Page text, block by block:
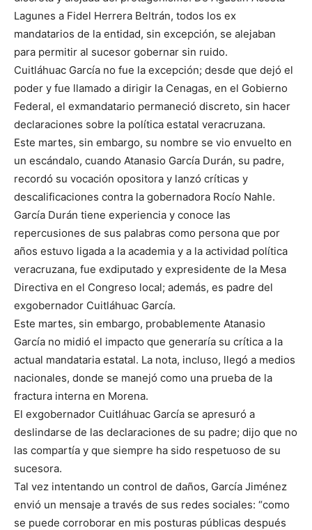
Lagunes a Fidel Herrera Beltrán, todos los ex
mandatarios de la entidad, sin excepción, se alejaban
para permitir al sucesor gobernar sin ruido.
Cuitláhuac García no fue la excepción; desde que dejó el
poder y fue llamado a dirigir la Cenagas, en el Gobierno
Federal, el exmandatario permaneció discreto, sin hacer
declaraciones sobre la política estatal veracruzana.
Este martes, sin embargo, su nombre se vio envuelto en
un escándalo, cuando Atanasio García Durán, su padre,
recordó su vocación opositora y lanzó críticas y
descalificaciones contra la gobernadora Rocío Nahle.
García Durán tiene experiencia y conoce las
repercusiones de sus palabras como persona que por
años estuvo ligada a la academia y a la actividad política
veracruzana, fue exdiputado y expresidente de la Mesa
Directiva en el Congreso local; además, es padre del
exgobernador Cuitláhuac García.
Este martes, sin embargo, probablemente Atanasio
García no midió el impacto que generaría su crítica a la
actual mandataria estatal. La nota, incluso, llegó a medios
nacionales, donde se manejó como una prueba de la
fractura interna en Morena.
El exgobernador Cuitláhuac García se apresuró a
deslindarse de las declaraciones de su padre; dijo que no
las compartía y que siempre ha sido respetuoso de su
sucesora.
Tal vez intentando un control de daños, García Jiménez
envió un mensaje a través de sus redes sociales: “como
se puede corroborar en mis posturas públicas después